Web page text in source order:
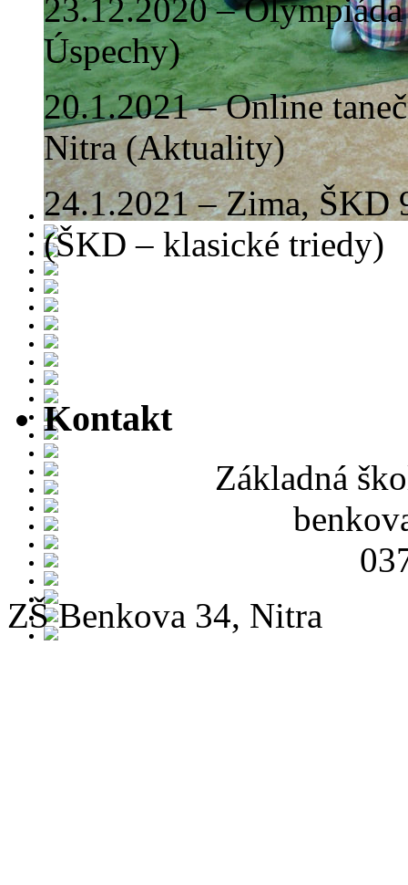
23.12.2020 –
Úspechy)
20.1.2021 – Online
Nitra (Aktuality)
24.1.2021 – Zima, ŠKD
(ŠKD – klasické triedy)
Kontakt
Základná
ZŠ Benkova 34, Nitra